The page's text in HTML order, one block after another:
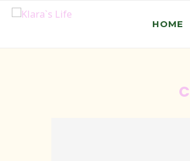
HOME